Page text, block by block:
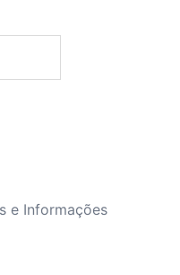
e Informações